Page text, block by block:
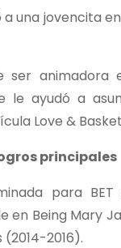
una jovencita
ser animadora
le ayudó a
Love &
principales
para
en Being Mary
2016).